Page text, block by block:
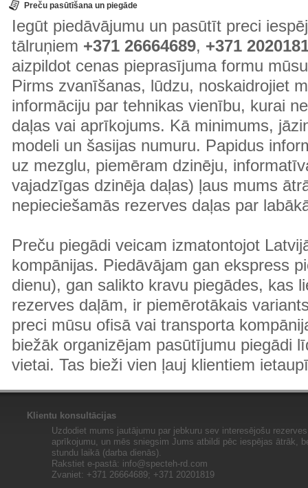
Preču pasūtīšana un piegāde
Iegūt piedāvājumu un pasūtīt preci
tālruņiem +371 26664689, +371
aizpildot cenas pieprasījuma formu
Pirms zvanīšanas, lūdzu, noskaidrojiet
informāciju par tehnikas vienību, kurai
daļas vai aprīkojums. Kā minimums,
modeli un šasijas numuru. Papidus
uz mezglu, piemēram dzinēju,
vajadzīgas dzinēja daļas) ļaus mums
nepieciešamās rezerves daļas par
Preču piegādi veicam izmatontojot
kompānijas. Piedāvājam gan ekspress
dienu), gan salikto kravu piegādes, kas
rezerves daļām, ir piemērotākais
preci mūsu ofisā vai transporta
biežāk organizējam pasūtījumu piegādi
vietai. Tas bieži vien ļauj klientiem
Klientu konsultācijas
Uzdodiet mums jautājumu par jebkuru sev interesējošu
aprīkojumu, un mēs sniegsim Jums atbildi pēc iespējas ātrāk,
stundu laikā (darba dienās).
Rakstiet e-pastā: info@specteh-rd.com
Zvaniet: +371 26664689; +371 20201819